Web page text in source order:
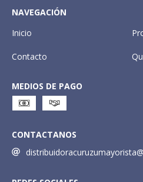
NAVEGACIÓN
Inicio
Contacto
MEDIOS DE PAGO
CONTACTANOS